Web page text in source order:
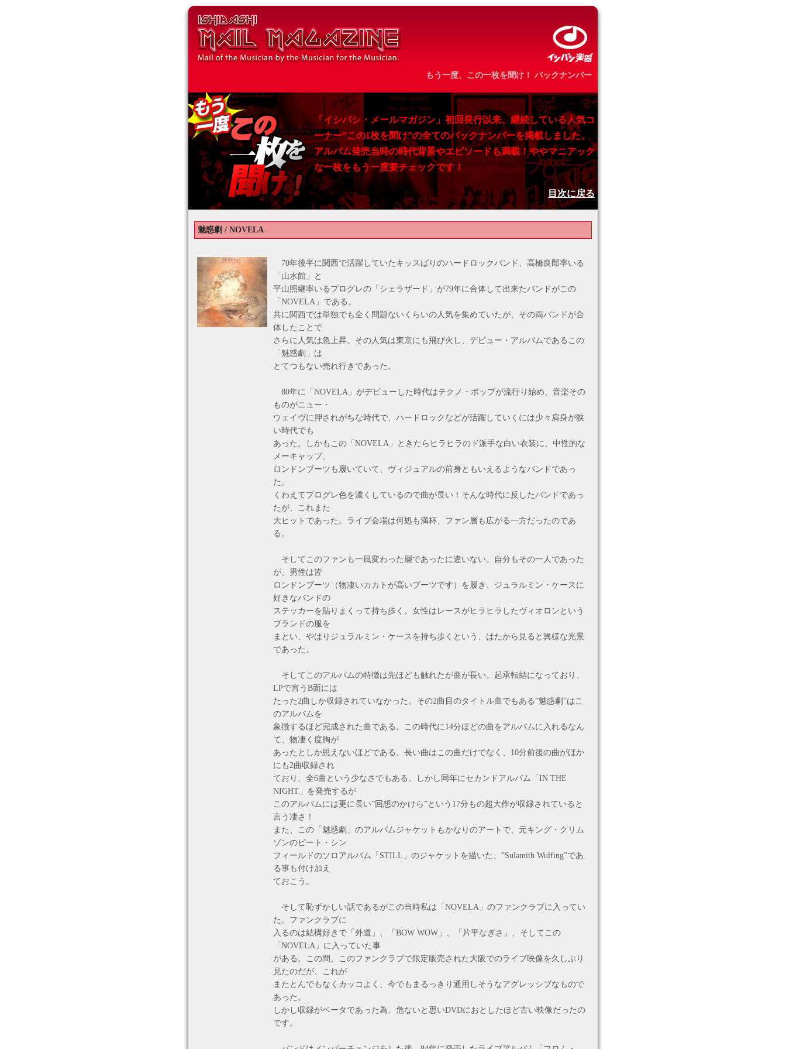
もう一度、この一枚を聞け！ バックナンバー
「イシバシ・メールマガジン」初回発行以来、継続している人気コ
ーナー”この1枚を聞け”の全てのバックナンバーを掲載しました。
アルバム発売当時の時代背景やエピソードも満載！ややマニアック
な一枚をもう一度要チェックです！
目次に戻る
魅惑劇 / NOVELA
70年後半に関西で活躍していたキッスばりのハードロックバンド、高橋良郎率いる
「山水館」と
平山照継率いるプログレの「シェラザード」が79年に合体して出来たバンドがこの
「NOVELA」である。
共に関西では単独でも全く問題ないくらいの人気を集めていたが、その両バンドが合
体したことで
さらに人気は急上昇。その人気は東京にも飛び火し、デビュー・アルバムであるこの
「魅惑劇」は
とてつもない売れ行きであった。
80年に「NOVELA」がデビューした時代はテクノ・ポップが流行り始め、音楽その
ものがニュー・
ウェイヴに押されがちな時代で、ハードロックなどが活躍していくには少々肩身が狭
い時代でも
あった。しかもこの「NOVELA」ときたらヒラヒラのド派手な白い衣装に、中性的な
メーキャップ、
ロンドンブーツも履いていて、ヴィジュアルの前身ともいえるようなバンドであっ
た。
くわえてプログレ色を濃くしているので曲が長い！そんな時代に反したバンドであっ
たが、これまた
大ヒットであった。ライブ会場は何処も満杯、ファン層も広がる一方だったのであ
る。
そしてこのファンも一風変わった層であったに違いない。自分もその一人であった
が、男性は皆
ロンドンブーツ（物凄いカカトが高いブーツです）を履き、ジュラルミン・ケースに
好きなバンドの
ステッカーを貼りまくって持ち歩く。女性はレースがヒラヒラしたヴィオロンという
ブランドの服を
まとい、やはりジュラルミン・ケースを持ち歩くという、はたから見ると異様な光景
であった。
そしてこのアルバムの特徴は先ほども触れたが曲が長い。起承転結になっており、
LPで言うB面には
たった2曲しか収録されていなかった。その2曲目のタイトル曲でもある”魅惑劇”はこ
のアルバムを
象徴するほど完成された曲である。この時代に14分ほどの曲をアルバムに入れるなん
て、物凄く度胸が
あったとしか思えないほどである。長い曲はこの曲だけでなく、10分前後の曲がほか
にも2曲収録され
ており、全6曲という少なさでもある。しかし同年にセカンドアルバム「IN THE
NIGHT」を発売するが
このアルバムには更に長い”回想のかけら”という17分もの超大作が収録されていると
言う凄さ！
また、この「魅惑劇」のアルバムジャケットもかなりのアートで、元キング・クリム
ゾンのピート・シン
フィールドのソロアルバム「STILL」のジャケットを描いた、”Sulamith Wulfing”であ
る事も付け加え
ておこう。
そして恥ずかしい話であるがこの当時私は「NOVELA」のファンクラブに入ってい
た。ファンクラブに
入るのは結構好きで「外道」、「BOW WOW」、「片平なぎさ」、そしてこの
「NOVELA」に入っていた事
がある。この間、このファンクラブで限定販売された大阪でのライブ映像を久しぶり
見たのだが、これが
またとんでもなくカッコよく、今でもまるっきり通用しそうなアグレッシブなもので
あった。
しかし収録がベータであった為、危ないと思いDVDにおとしたほど古い映像だったの
です。